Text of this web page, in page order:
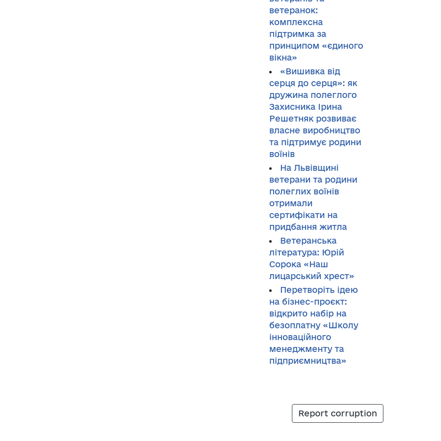
ветеранок:
комплексна
підтримка за
принципом «єдиного
вікна»
«Вишивка від
серця до серця»: як
дружина полеглого
Захисника Ірина
Решетняк розвиває
власне виробництво
та підтримує родини
воїнів
На Львівщині
ветерани та родини
полеглих воїнів
отримали
сертифікати на
придбання житла
Ветеранська
література: Юрій
Сорока «Наш
лицарський хрест»
Перетворіть ідею
на бізнес-проєкт:
відкрито набір на
безоплатну «Школу
інноваційного
менеджменту та
підприємництва»
Report corruption